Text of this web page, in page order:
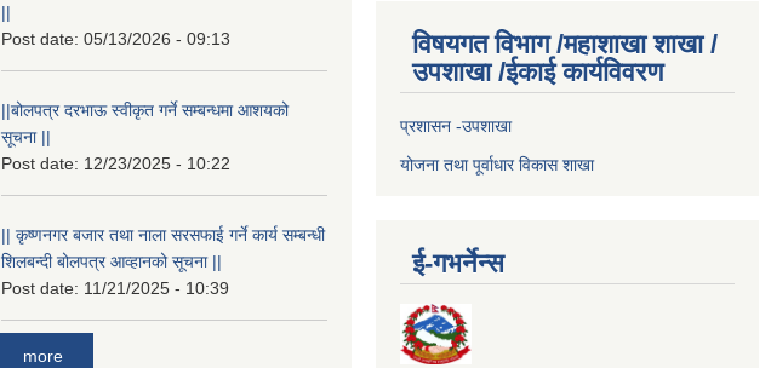
||
Post date: 05/13/2026 - 09:13
||बोलपत्र दरभाऊ स्वीकृत गर्ने सम्बन्धमा आशयको
सूचना ||
Post date: 12/23/2025 - 10:22
|| कृष्णनगर बजार तथा नाला सरसफाई गर्ने कार्य सम्बन्धी
शिलबन्दी बोलपत्र आव्हानको सूचना ||
Post date: 11/21/2025 - 10:39
more
विषयगत विभाग /महाशाखा शाखा /
उपशाखा /ईकाई कार्यविवरण
प्रशासन -उपशाखा
योजना तथा पूर्वाधार विकास शाखा
ई-गभर्नेन्स